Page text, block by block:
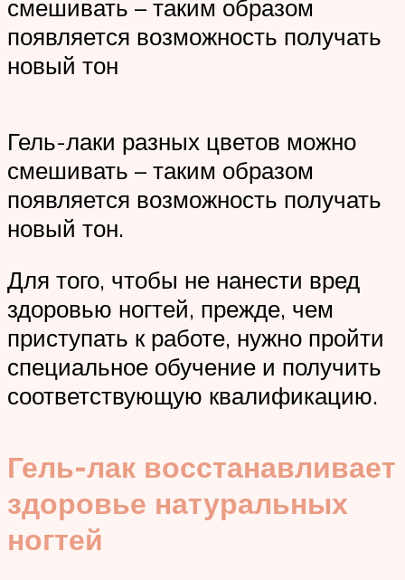
смешивать – таким образом
появляется возможность получать
новый тон
Гель-лаки разных цветов можно
смешивать – таким образом
появляется возможность получать
новый тон.
Для того, чтобы не нанести вред
здоровью ногтей, прежде, чем
приступать к работе, нужно пройти
специальное обучение и получить
соответствующую квалификацию.
Гель-лак восстанавливает
здоровье натуральных
ногтей